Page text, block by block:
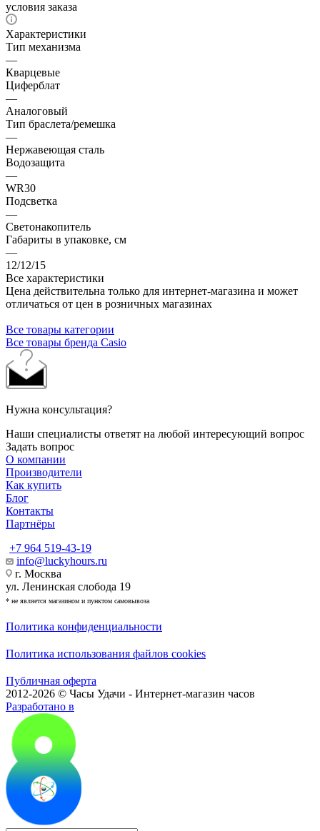
условия заказа
Характеристики
Тип механизма
—
Кварцевые
Циферблат
—
Аналоговый
Тип браслета/ремешка
—
Нержавеющая сталь
Водозащита
—
WR30
Подсветка
—
Светонакопитель
Габариты в упаковке, см
—
12/12/15
Все характеристики
Цена действительна только для интернет-магазина и может
отличаться от цен в розничных магазинах
Все товары категории
Все товары бренда Casio
Нужна консультация?
Наши специалисты ответят на любой интересующий вопрос
Задать вопрос
О компании
Производители
Как купить
Блог
Контакты
Партнёры
+7 964 519-43-19
info@luckyhours.ru
г. Москва
ул. Ленинская слобода 19
* не является магазином и пунктом самовывоза
Политика конфиденциальности
Политика использования файлов cookies
Публичная оферта
2012-2026 © Часы Удачи - Интернет-магазин часов
Разработано в